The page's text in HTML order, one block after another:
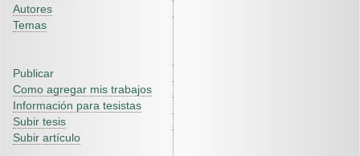
Autores
Temas
Publicar
Como agregar mis trabajos
Información para tesistas
Subir tesis
Subir artículo